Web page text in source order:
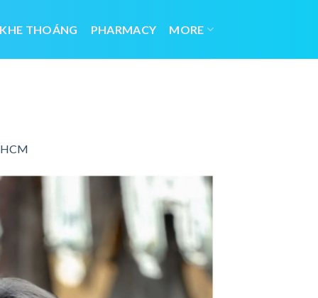
THOÁNG PHARMACY MORE